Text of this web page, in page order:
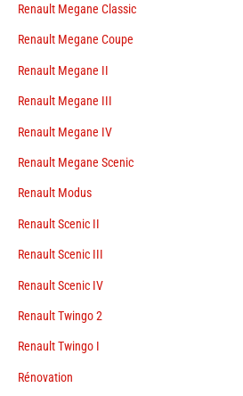
Renault Megane Classic
Renault Megane Coupe
Renault Megane II
Renault Megane III
Renault Megane IV
Renault Megane Scenic
Renault Modus
Renault Scenic II
Renault Scenic III
Renault Scenic IV
Renault Twingo 2
Renault Twingo I
Rénovation